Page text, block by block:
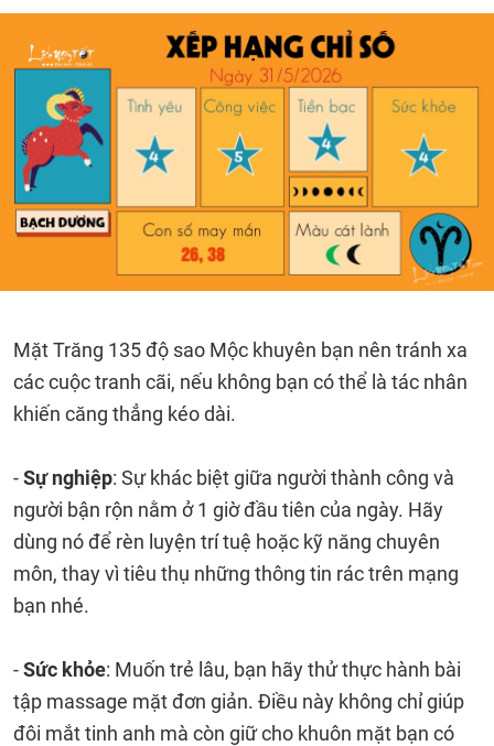
Mặt Trăng 135 độ sao Mộc khuyên bạn nên tránh xa
các cuộc tranh cãi, nếu không bạn có thể là tác nhân
khiến căng thẳng kéo dài.
-Sự nghiệp: Sự khác biệt giữa người thành công và
người bận rộn nằm ở 1 giờ đầu tiên của ngày. Hãy
dùng nó để rèn luyện trí tuệ hoặc kỹ năng chuyên
môn, thay vì tiêu thụ những thông tin rác trên mạng
bạn nhé.
-Sức khỏe: Muốn trẻ lâu, bạn hãy thử thực hành bài
tập massage mặt đơn giản. Điều này không chỉ giúp
đôi mắt tinh anh mà còn giữ cho khuôn mặt bạn có